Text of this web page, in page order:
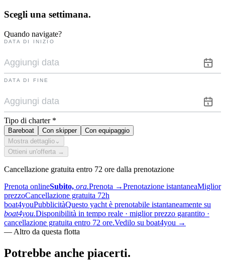
Scegli una settimana.
Quando navigate?
DATA DI INIZIO
DATA DI FINE
Tipo di charter *
Bareboat Con skipper
Con equipaggio
Mostra dettaglio ⌄
Ottieni un'offerta →
Cancellazione gratuita entro 72 ore dalla prenotazione
Prenota onlineSubito, ora.Prenota →Prenotazione istantaneaMiglior
prezzoCancellazione gratuita 72h
boat4youPubblicitàQuesto yacht è prenotabile istantaneamente su
boat4you.Disponibilità in tempo reale · miglior prezzo garantito ·
cancellazione gratuita entro 72 ore.Vedilo su boat4you →
— Altro da questa flotta
Potrebbe anche piacerti.